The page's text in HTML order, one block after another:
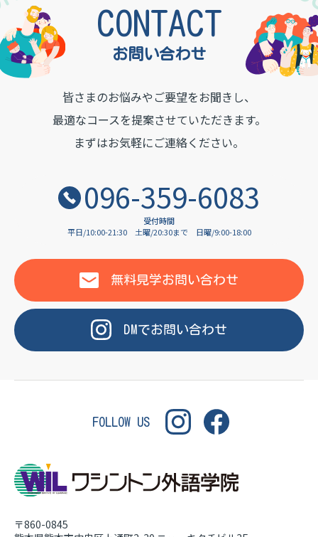
WASHINGTON
お問い合わせ
CONTACT
皆さまのお悩みやご要望をお聞きし、
最適なコースを提案させていただきます。
まずはお気軽にご連絡ください。
096-359-6083
受付時間
平日/10:00-21:30
土曜/20:30まで 日曜/9:00-18:00
無料見学お問い合わせ
DMでお問い合わせ
FOLLOW US
〒860-0845